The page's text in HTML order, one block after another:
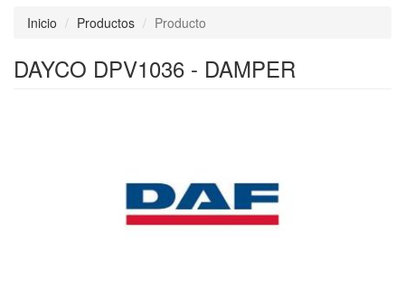
Inicio Productos Producto
DAYCO DPV1036 - DAMPER